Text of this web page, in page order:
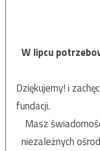
W lipcu
Dziękujemy! i
fundacji.
Masz
niezależnych